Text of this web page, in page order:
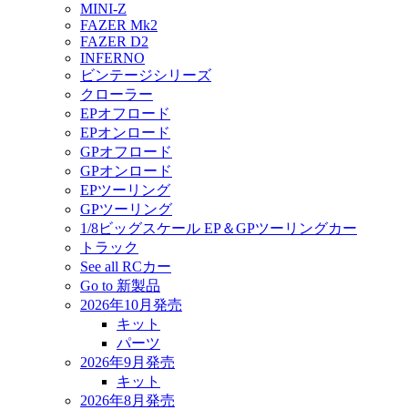
MINI-Z
FAZER Mk2
FAZER D2
INFERNO
ビンテージシリーズ
クローラー
EPオフロード
EPオンロード
GPオフロード
GPオンロード
EPツーリング
GPツーリング
1/8ビッグスケール EP＆GPツーリングカー
トラック
See all RCカー
Go to 新製品
2026年10月発売
キット
パーツ
2026年9月発売
キット
2026年8月発売